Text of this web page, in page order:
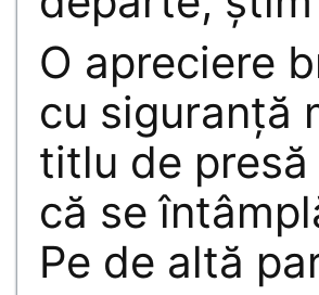
O apreciere
cu siguranță
titlu de
că se
Pe de altă